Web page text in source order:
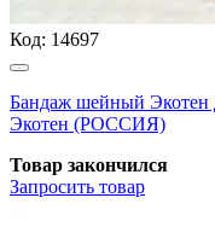
Код: 14697
Бандаж шейный Экотен
Экотен (РОССИЯ)
Товар закончился
Запросить товар